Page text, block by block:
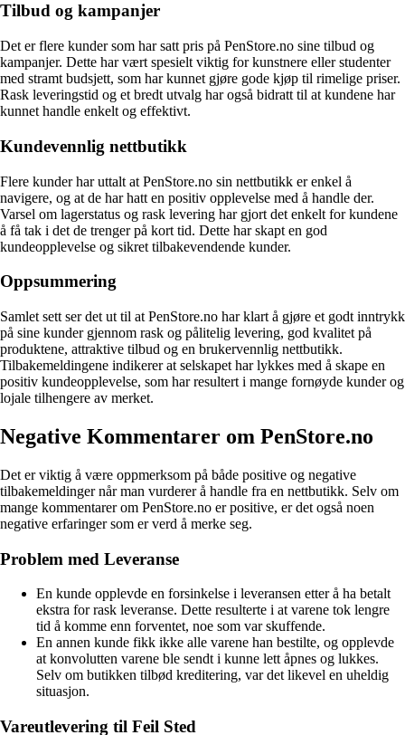
Tilbud og kampanjer
Det er flere kunder som har satt pris på PenStore.no sine tilbud og
kampanjer. Dette har vært spesielt viktig for kunstnere eller studenter
med stramt budsjett, som har kunnet gjøre gode kjøp til rimelige priser.
Rask leveringstid og et bredt utvalg har også bidratt til at kundene har
kunnet handle enkelt og effektivt.
Kundevennlig nettbutikk
Flere kunder har uttalt at PenStore.no sin nettbutikk er enkel å
navigere, og at de har hatt en positiv opplevelse med å handle der.
Varsel om lagerstatus og rask levering har gjort det enkelt for kundene
å få tak i det de trenger på kort tid. Dette har skapt en god
kundeopplevelse og sikret tilbakevendende kunder.
Oppsummering
Samlet sett ser det ut til at PenStore.no har klart å gjøre et godt inntrykk
på sine kunder gjennom rask og pålitelig levering, god kvalitet på
produktene, attraktive tilbud og en brukervennlig nettbutikk.
Tilbakemeldingene indikerer at selskapet har lykkes med å skape en
positiv kundeopplevelse, som har resultert i mange fornøyde kunder og
lojale tilhengere av merket.
Negative Kommentarer om PenStore.no
Det er viktig å være oppmerksom på både positive og negative
tilbakemeldinger når man vurderer å handle fra en nettbutikk. Selv om
mange kommentarer om PenStore.no er positive, er det også noen
negative erfaringer som er verd å merke seg.
Problem med Leveranse
En kunde opplevde en forsinkelse i leveransen etter å ha betalt
ekstra for rask leveranse. Dette resulterte i at varene tok lengre
tid å komme enn forventet, noe som var skuffende.
En annen kunde fikk ikke alle varene han bestilte, og opplevde
at konvolutten varene ble sendt i kunne lett åpnes og lukkes.
Selv om butikken tilbød kreditering, var det likevel en uheldig
situasjon.
Vareutlevering til Feil Sted